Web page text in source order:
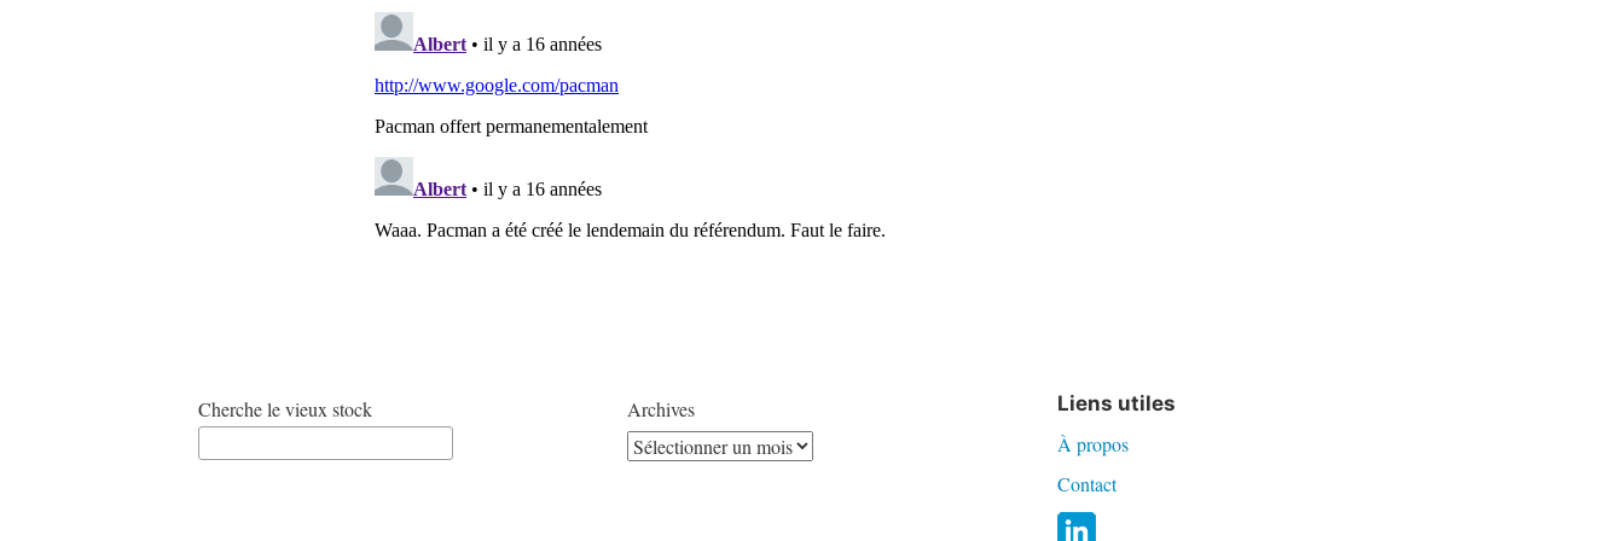
Cherche le vieux stock Archives Liens utiles
À propos
Contact